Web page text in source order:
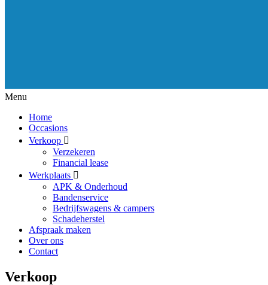
Menu
Home
Occasions
Verkoop
Verzekeren
Financial lease
Werkplaats
APK & Onderhoud
Bandenservice
Bedrijfswagens & campers
Schadeherstel
Afspraak maken
Over ons
Contact
Verkoop